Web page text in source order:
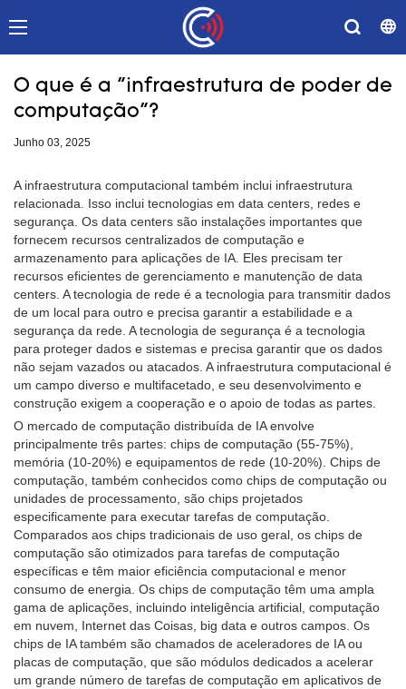
O que é a "infraestrutura de poder de
computação"?
Junho 03, 2025
A infraestrutura computacional também inclui infraestrutura
relacionada. Isso inclui tecnologias em data centers, redes e
segurança. Os data centers são instalações importantes que
fornecem recursos centralizados de computação e
armazenamento para aplicações de IA. Eles precisam ter
recursos eficientes de gerenciamento e manutenção de data
centers. A tecnologia de rede é a tecnologia para transmitir dados
de um local para outro e precisa garantir a estabilidade e a
segurança da rede. A tecnologia de segurança é a tecnologia
para proteger dados e sistemas e precisa garantir que os dados
não sejam vazados ou atacados. A infraestrutura computacional é
um campo diverso e multifacetado, e seu desenvolvimento e
construção exigem a cooperação e o apoio de todas as partes.
O mercado de computação distribuída de IA envolve
principalmente três partes: chips de computação (55-75%),
memória (10-20%) e equipamentos de rede (10-20%). Chips de
computação, também conhecidos como chips de computação ou
unidades de processamento, são chips projetados
especificamente para executar tarefas de computação.
Comparados aos chips tradicionais de uso geral, os chips de
computação são otimizados para tarefas de computação
específicas e têm maior eficiência computacional e menor
consumo de energia. Os chips de computação têm uma ampla
gama de aplicações, incluindo inteligência artificial, computação
em nuvem, Internet das Coisas, big data e outros campos. Os
chips de IA também são chamados de aceleradores de IA ou
placas de computação, que são módulos dedicados a acelerar
um grande número de tarefas de computação em aplicativos de